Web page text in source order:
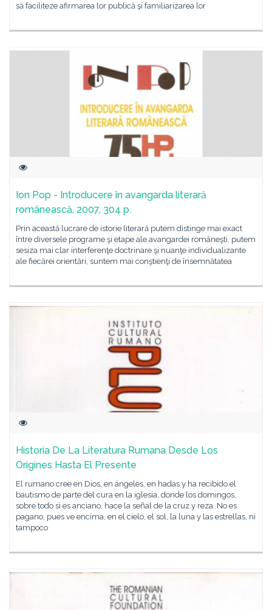
să faciliteze afirmarea lor publică şi familiarizarea lor
Ion Pop - Introducere în avangarda literară
românească, 2007, 304 p.
Prin această lucrare de istorie literară putem distinge mai exact
între diversele programe şi etape ale avangardei româneşti, putem
sesiza mai clar interferenţe doctrinare şi nuanţe individualizante
ale fiecărei orientări, suntem mai conştienţi de însemnătatea
Historia De La Literatura Rumana Desde Los
Origines Hasta El Presente
El rumano cree en Dios, en ángeles, en hadas y ha recibido el
bautismo de parte del cura en la iglesia, donde los domingos,
sobre todo si es anciano, hace la señal de la cruz y reza. No es
pagano, pues ve encima, en el cielo, el sol, la luna y las estrellas, ni
tampoco